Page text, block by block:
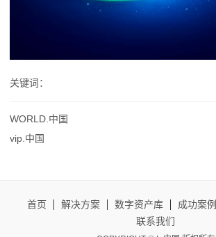
关键词：
WORLD.中国
vip.中国
首页 解决方案 数字资产库 成功案例
联系我们